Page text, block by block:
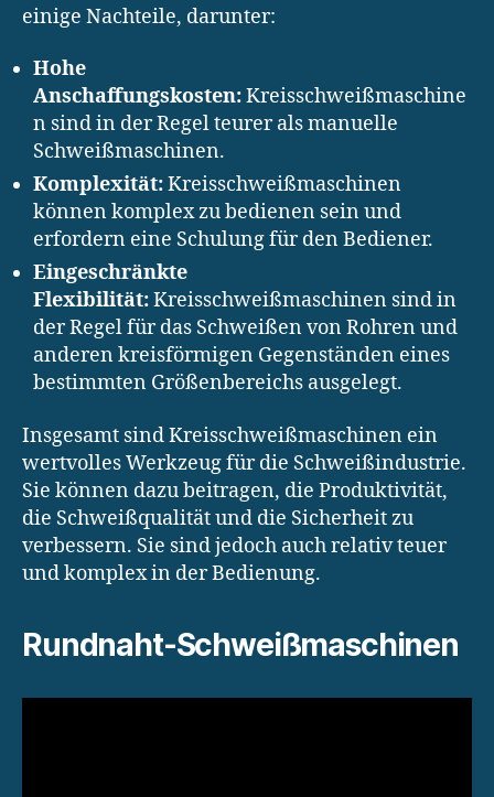
einige Nachteile, darunter:
Hohe
Anschaffungskosten:Kreisschweißmaschine
n sind in der Regel teurer als manuelle
Schweißmaschinen.
Komplexität:Kreisschweißmaschinen
können komplex zu bedienen sein und
erfordern eine Schulung für den Bediener.
Eingeschränkte
Flexibilität:Kreisschweißmaschinen sind in
der Regel für das Schweißen von Rohren und
anderen kreisförmigen Gegenständen eines
bestimmten Größenbereichs ausgelegt.
Insgesamt sind Kreisschweißmaschinen ein
wertvolles Werkzeug für die Schweißindustrie.
Sie können dazu beitragen, die Produktivität,
die Schweißqualität und die Sicherheit zu
verbessern. Sie sind jedoch auch relativ teuer
und komplex in der Bedienung.
Rundnaht-Schweißmaschinen